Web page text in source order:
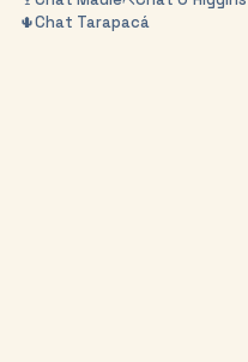
🌵Chat Tarapacá